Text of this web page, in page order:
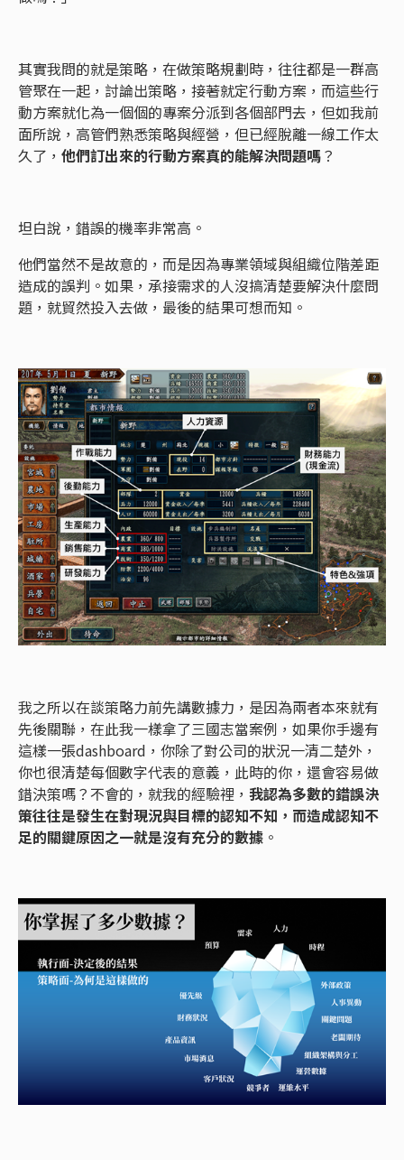
其實我問的就是策略，在做策略規劃時，往往都是一群高
管聚在一起，討論出策略，接著就定行動方案，而這些行
動方案就化為一個個的專案分派到各個部門去，但如我前
面所說，高管們熟悉策略與經營，但已經脫離一線工作太
久了， 他們訂出來的行動方案真的能解決問題嗎？
坦白說，錯誤的機率非常高。
他們當然不是故意的，而是因為專業領域與組織位階差距
造成的誤判。如果，承接需求的人沒搞清楚要解決什麼問
題，就貿然投入去做，最後的結果可想而知。
我之所以在談策略力前先講數據力，是因為兩者本來就有
先後關聯，在此我一樣拿了三國志當案例，如果你手邊有
這樣一張dashboard，你除了對公司的狀況一清二楚外，
你也很清楚每個數字代表的意義，此時的你，還會容易做
錯決策嗎？不會的，就我的經驗裡， 我認為多數的錯誤決
策往往是發生在對現況與目標的認知不知，而造成認知不
足的關鍵原因之一就是沒有充分的數據 。